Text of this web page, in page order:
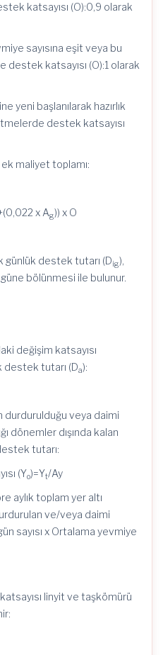
katsayısı (O):0,9 olarak
sayısına eşit veya bu
destek katsayısı (O):1 olarak
yeni başlanılarak hazırlık
destek katsayısı
maliyet toplamı:
x Ag)) x O
günlük destek tutarı (Dig),
güne bölünmesi ile bulunur.
değişim katsayısı
destek tutarı (Da):
durdurulduğu veya daimi
dönemler dışında kalan
tutarı:
(Yo)=Yt/Ay
aylık toplam yer altı
ve/veya daimi
sayısı x Ortalama yevmiye
linyit ve taşkömürü